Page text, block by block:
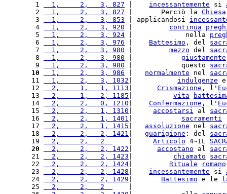
1
  1,     2,   3, 827
incessantemente si
2
  1,     2,   3, 827
|       Perciò la Chiesa
3
  1,     2,   3, 853
| applicandosi
4
  1,     2,   3, 920
continua
5
  1,     2,   3, 924
|             nella
6
  1,     2,   3, 976
Battesimo , del
7
  1,     2,   3, 980
mezzo del
8
  1,     2,   3, 980
giustamente
9
  1,     2,   3, 980
|            questo
10
  1,     2,   3, 986
normalmente nel
11
  1,     2,   3, 1032
indulgenze
12
  2,     1,   1, 1113
Crismazione , l'
13
  2,     1,   2, 1185
vita
14
  2,     2,   0, 1210
Confermazione , l'
15
  2,     2,   1, 1310
accostarsi al
16
  2,     2,   1, 1401
sacramenti
17
  2,     2,   1, 1415
assoluzione nel
18
  2,     2,   2, 1421
guarigione : del
19
  2,     2,   2
Articolo 4~IL
20
  2,     2,   2, 1422
accostano al
21
  2,     2,   2, 1423
chiamato
22
  2,     2,   2, 1424
Rituale romano
23
  2,     2,   2, 1428
incessantemente si
24
  2,     2,   2, 1429
Battesimo e le
25
  2,     2,   2